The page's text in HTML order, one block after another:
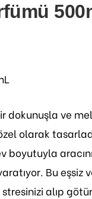
dokunuşla ve
olarak
boyutuyla
Bu eşsiz
alıp